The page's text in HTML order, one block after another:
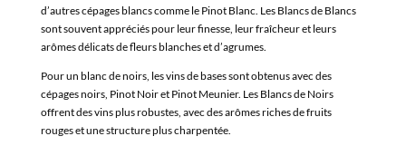
d’autres cépages blancs comme le Pinot Blanc. Les Blancs de Blancs
sont souvent appréciés pour leur finesse, leur fraîcheur et leurs
arômes délicats de fleurs blanches et d’agrumes.
Pour un blanc de noirs, les vins de bases sont obtenus avec des
cépages noirs, Pinot Noir et Pinot Meunier. Les Blancs de Noirs
offrent des vins plus robustes, avec des arômes riches de fruits
rouges et une structure plus charpentée.